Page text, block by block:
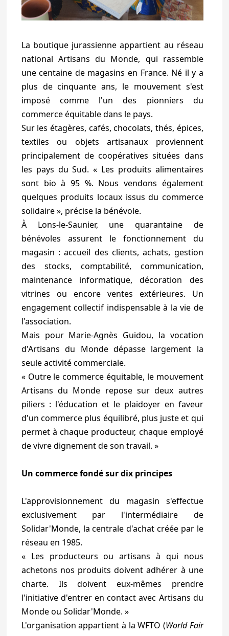
La boutique jurassienne appartient au réseau
national Artisans du Monde, qui rassemble
une centaine de magasins en France. Né il y a
plus de cinquante ans, le mouvement s'est
imposé comme l'un des pionniers du
commerce équitable dans le pays.
Sur les étagères, cafés, chocolats, thés, épices,
textiles ou objets artisanaux proviennent
principalement de coopératives situées dans
les pays du Sud. « Les produits alimentaires
sont bio à 95 %. Nous vendons également
quelques produits locaux issus du commerce
solidaire », précise la bénévole.
À Lons-le-Saunier, une quarantaine de
bénévoles assurent le fonctionnement du
magasin : accueil des clients, achats, gestion
des stocks, comptabilité, communication,
maintenance informatique, décoration des
vitrines ou encore ventes extérieures. Un
engagement collectif indispensable à la vie de
l'association.
Mais pour Marie-Agnès Guidou, la vocation
d'Artisans du Monde dépasse largement la
seule activité commerciale.
« Outre le commerce équitable, le mouvement
Artisans du Monde repose sur deux autres
piliers : l'éducation et le plaidoyer en faveur
d'un commerce plus équilibré, plus juste et qui
permet à chaque producteur, chaque employé
de vivre dignement de son travail. »
Un commerce fondé sur dix principes
L'approvisionnement du magasin s'effectue
exclusivement par l'intermédiaire de
Solidar'Monde, la centrale d'achat créée par le
réseau en 1985.
« Les producteurs ou artisans à qui nous
achetons nos produits doivent adhérer à une
charte. Ils doivent eux-mêmes prendre
l'initiative d'entrer en contact avec Artisans du
Monde ou Solidar'Monde. »
L'organisation appartient à la WFTO (World Fair